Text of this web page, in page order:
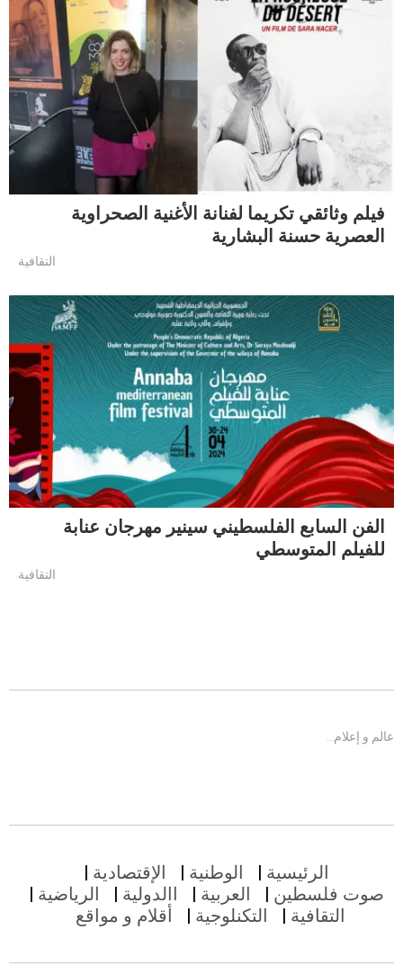
فيلم وثائقي تكريما لفنانة الأغنية الصحراوية
العصرية حسنة البشارية
التقافية
الفن السابع الفلسطيني سينير مهرجان عنابة
للفيلم المتوسطي
التقافية
عالم و إعلام…
الرئيسية الوطنية
الإقتصادية
صوت فلسطين
العربية االدولية
الرياضية
التقافية
التكنلوجية أقلام و مواقع